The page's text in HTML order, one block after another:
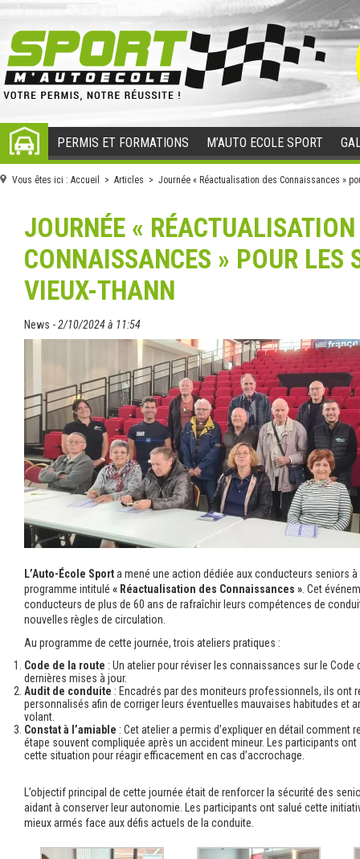
PERMIS ET FORMATIONS M’AUTO ECOLE SPORT
Vous êtes ici : Accueil > Articles > Journée « Réactualisation des Connaissances »
JOURNÉE « RÉACTUALISATION
CONNAISSANCES » POUR LES
VIEUX-THANN
News -2/10/2024 à 11:54
L’Auto-École Sporta mené une action dédiée aux conducteurs seniors à
programme intitulé « Réactualisation des Connaissances » . Cet
conducteurs de plus de 60 ans de rafraîchir leurs compétences de
nouvelles règles de circulation.
Au programme de cette journée, trois ateliers pratiques :
Code de la route : Un atelier pour réviser les connaissances sur le Code
dernières mises à jour.
Audit de conduite : Encadrés par des moniteurs professionnels, ils ont
personnalisés afin de corriger leurs éventuelles mauvaises habitudes et
volant.
Constat à l’amiable : Cet atelier a permis d’expliquer en détail comment
étape souvent compliquée après un accident mineur. Les participants ont
cette situation pour réagir efficacement en cas d’accrochage.
L’objectif principal de cette journée était de renforcer la sécurité des
aidant à conserver leur autonomie. Les participants ont salué cette
mieux armés face aux défis actuels de la conduite.